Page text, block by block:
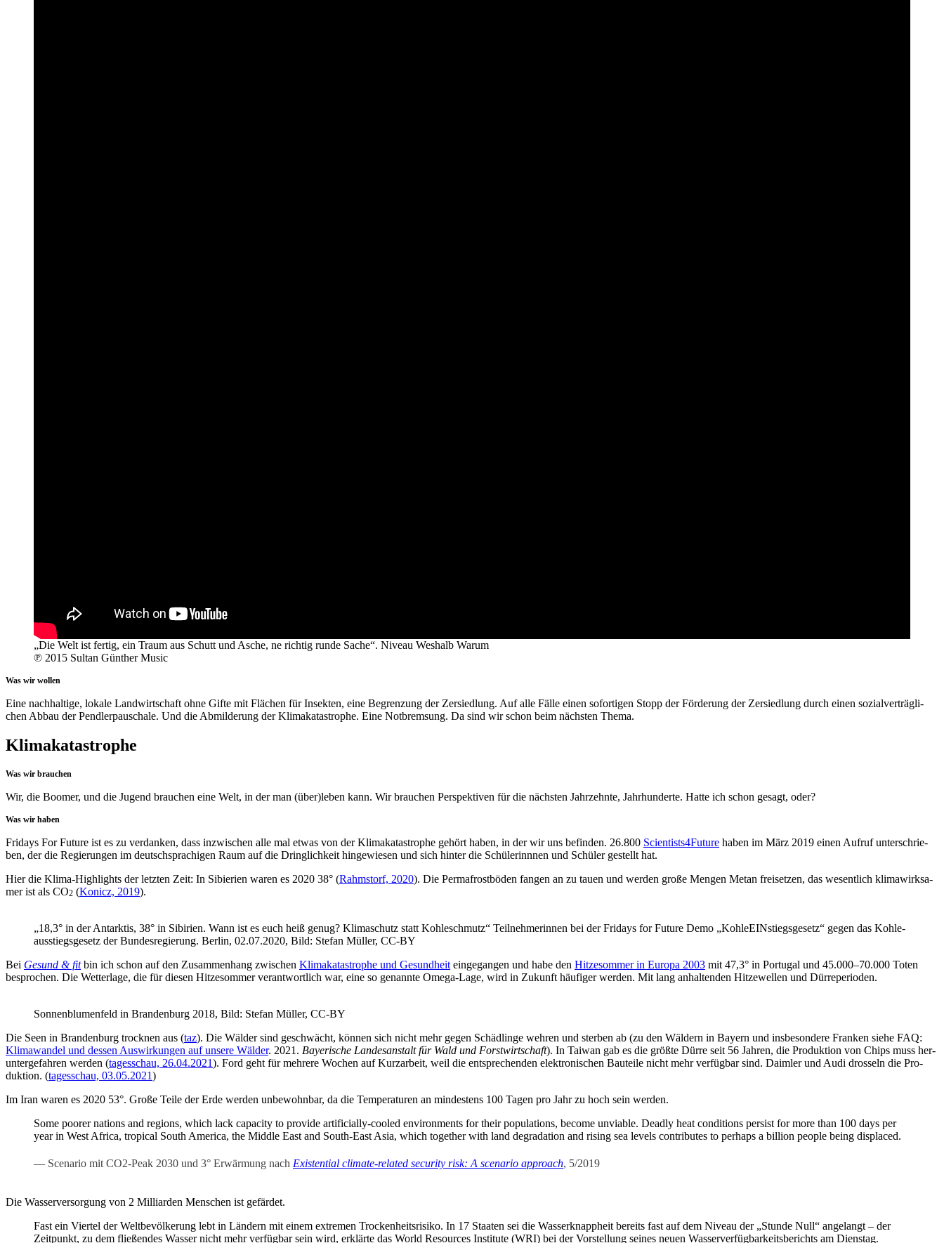
„Die Welt ist fer­tig, ein Traum aus Schutt und Asche, ne rich­tig run­de Sache“. Niveau Wes­halb War­um
℗ 2015 Sul­tan Gün­ther Music
Was wir wollen
Eine nach­hal­ti­ge, loka­le Land­wirt­schaft ohne Gif­te mit Flä­chen für Insek­ten, eine Begren­zung der Zer­sied­lung. Auf alle Fäl­le einen sofor­ti­gen Stopp der För­de­rung der Zer­sied­lung durch einen sozi­al­ver­träg­li­
chen Abbau der Pend­ler­pau­scha­le. Und die Abmil­de­rung der Kli­ma­ka­ta­stro­phe. Eine Not­brem­sung. Da sind wir schon beim nächs­ten Thema.
Klimakatastrophe
Was wir brauchen
Wir, die Boo­mer, und die Jugend brau­chen eine Welt, in der man (über)leben kann. Wir brau­chen Per­spek­ti­ven für die nächs­ten Jahr­zehn­te, Jahr­hun­der­te. Hat­te ich schon gesagt, oder?
Was wir haben
Fri­days For Future ist es zu ver­dan­ken, dass inzwi­schen alle mal etwas von der Kli­ma­ka­ta­stro­phe gehört haben, in der wir uns befin­den. 26.800 Scientists4Future haben im März 2019 einen Auf­ruf unter­schrie­
ben, der die Regie­run­gen im deutsch­spra­chi­gen Raum auf die Dring­lich­keit hin­ge­wie­sen und sich hin­ter die Schü­le­rinn­nen und Schü­ler gestellt hat.
Hier die Kli­ma-High­lights der letz­ten Zeit: In Sibie­ri­en waren es 2020 38° (Rahmstorf, 2020). Die Per­ma­f­rost­bö­den fan­gen an zu tau­en und wer­den gro­ße Men­gen Metan frei­set­zen, das wesent­lich kli­ma­wirk­sa­
mer ist als CO2 (Konicz, 2019).
„18,3° in der Ant­ark­tis, 38° in Sibi­ri­en. Wann ist es euch heiß genug? Kli­ma­schutz statt Koh­le­schmutz“ Teil­neh­me­rin­nen bei der Fri­days for Future Demo „Koh­le­EIN­stiegs­ge­setz“ gegen das Koh­le­
aus­stiegs­ge­setz der Bun­des­re­gie­rung. Ber­lin, 02.07.2020, Bild: Ste­fan Mül­ler, CC-BY
Bei Gesund & fitbin ich schon auf den Zusam­men­hang zwi­schen Kli­ma­ka­ta­stro­phe und Gesund­heit ein­ge­gan­gen und habe den Hit­ze­som­mer in Euro­pa 2003 mit 47,3° in Por­tu­gal und 45.000–70.000 Toten
bespro­chen. Die Wet­ter­la­ge, die für die­sen Hit­ze­som­mer ver­ant­wort­lich war, eine so genann­te Ome­ga-Lage, wird in Zukunft häu­fi­ger wer­den. Mit lang anhal­ten­den Hit­ze­wel­len und Dürreperioden.
Son­nen­blu­men­feld in Bran­den­burg 2018, Bild: Ste­fan Mül­ler, CC-BY
Die Seen in Bran­den­burg trock­nen aus (taz). Die Wäl­der sind geschwächt, kön­nen sich nicht mehr gegen Schäd­lin­ge weh­ren und ster­ben ab (zu den Wäl­dern in Bay­ern und ins­be­son­de­re Fran­ken sie­he FAQ:
Kli­ma­wan­del und des­sen Aus­wir­kun­gen auf unse­re Wäl­der. 2021. Baye­ri­sche Lan­des­an­stalt für Wald und Forst­wirt­schaft). In Tai­wan gab es die größ­te Dür­re seit 56 Jah­ren, die Pro­duk­ti­on von Chips muss her­
un­ter­ge­fah­ren wer­den (tages­schau, 26.04.2021). Ford geht für meh­re­re Wochen auf Kurz­ar­beit, weil die ent­spre­chen­den elek­tro­ni­schen Bau­tei­le nicht mehr ver­füg­bar sind. Daim­ler und Audi dros­seln die Pro­
duk­ti­on. (tages­schau, 03.05.2021)
Im Iran waren es 2020 53°. Gro­ße Tei­le der Erde wer­den unbe­wohn­bar, da die Tem­pe­ra­tu­ren an min­des­tens 100 Tagen pro Jahr zu hoch sein werden.
Some poorer nati­ons and regi­ons, which lack capa­ci­ty to pro­vi­de arti­fi­ci­al­ly-coo­led envi­ron­ments for their popu­la­ti­ons, beco­me unvia­ble. Dead­ly heat con­di­ti­ons per­sist for more than 100 days per
year in West Afri­ca, tro­pi­cal South Ame­ri­ca, the Midd­le East and South-East Asia, which tog­e­ther with land degra­da­ti­on and rising sea levels con­tri­bu­tes to per­haps a bil­li­on peo­p­le being displaced.
Sce­na­rio mit CO2-Peak 2030 und 3° Erwär­mung nach Exis­ten­ti­al cli­ma­te-rela­ted secu­ri­ty risk: A sce­na­rio approach, 5/2019
Die Was­ser­ver­sor­gung von 2 Mil­li­ar­den Men­schen ist gefärdet.
Fast ein Vier­tel der Welt­be­völ­ke­rung lebt in Län­dern mit einem extre­men Tro­cken­heits­ri­si­ko. In 17 Staa­ten sei die Was­ser­knapp­heit bereits fast auf dem Niveau der „Stun­de Null“ ange­langt – der
Zeit­punkt, zu dem flie­ßen­des Was­ser nicht mehr ver­füg­bar sein wird, erklär­te das World Resour­ces Insti­tu­te (WRI) bei der Vor­stel­lung sei­nes neu­en Was­ser­ver­füg­bar­keits­be­richts am Dienstag.